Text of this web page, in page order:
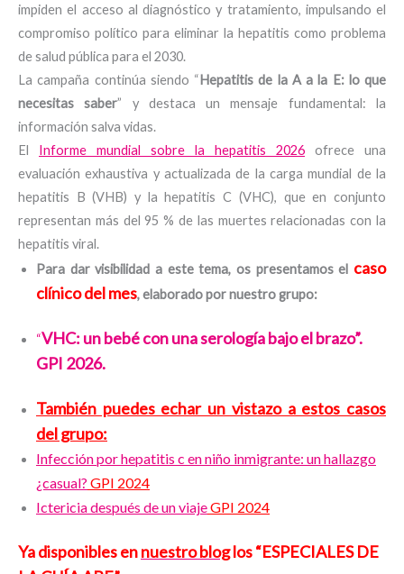
impiden el acceso al diagnóstico y tratamiento, impulsando el
compromiso político para eliminar la hepatitis como problema
de salud pública para el 2030.
La campaña continúa siendo “Hepatitis de la A a la E: lo que
necesitas saber” y destaca un mensaje fundamental: la
información salva vidas.
El Informe mundial sobre la hepatitis 2026 ofrece una
evaluación exhaustiva y actualizada de la carga mundial de la
hepatitis B (VHB) y la hepatitis C (VHC), que en conjunto
representan más del 95 % de las muertes relacionadas con la
hepatitis viral.
Para dar visibilidad a este tema, os presentamos el caso
clínico del mes, elaborado por nuestro grupo:
“VHC: un bebé con una serología bajo el brazo”.
GPI 2026.
También puedes echar un vistazo a estos casos
del grupo:
Infección por hepatitis c en niño inmigrante: un hallazgo
¿casual? GPI 2024
Ictericia después de un viajeGPI 2024
Ya disponibles ennuestro bloglos “ESPECIALES DE